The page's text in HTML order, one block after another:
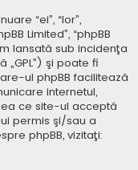
“ei”, “lor”,
Limited”, “phpBB
lansată sub incidenţa
„GPL”) şi poate fi
ul phpBB facilitează
internetul,
ce site-ul acceptă
permis şi/sau a
phpBB, vizitaţi: